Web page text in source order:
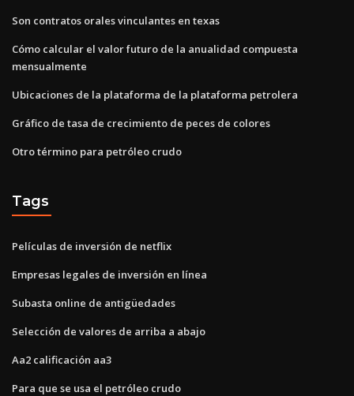
Son contratos orales vinculantes en texas
Cómo calcular el valor futuro de la anualidad compuesta
mensualmente
Ubicaciones de la plataforma de la plataforma petrolera
Gráfico de tasa de crecimiento de peces de colores
Otro término para petróleo crudo
Tags
Películas de inversión de netflix
Empresas legales de inversión en línea
Subasta online de antigüedades
Selección de valores de arriba a abajo
Aa2 calificación aa3
Para que se usa el petróleo crudo